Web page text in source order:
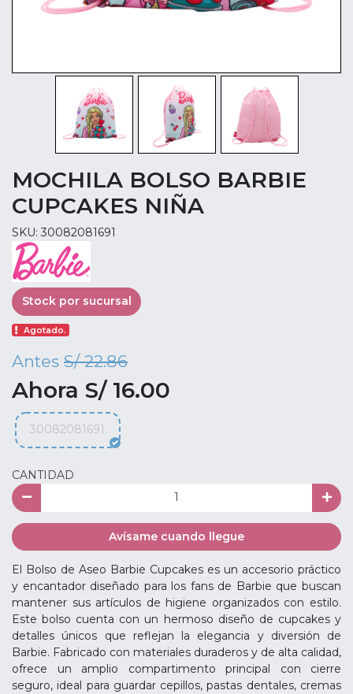
MOCHILA BOLSO BARBIE
CUPCAKES NIÑA
SKU: 30082081691
Stock por sucursal
Agotado.
Antes S/ 22.86
Ahora S/ 16.00
30082081691
CANTIDAD
Avísame cuando llegue
El Bolso de Aseo Barbie Cupcakes es un accesorio práctico
y encantador diseñado para los fans de Barbie que buscan
mantener sus artículos de higiene organizados con estilo.
Este bolso cuenta con un hermoso diseño de cupcakes y
detalles únicos que reflejan la elegancia y diversión de
Barbie. Fabricado con materiales duraderos y de alta calidad,
ofrece un amplio compartimento principal con cierre
seguro, ideal para guardar cepillos, pastas dentales, cremas